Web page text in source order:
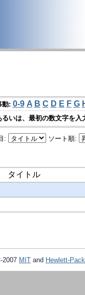
動: 0-9 A B C D E F G
るいは、最初の数文字を入
: ソート順:
タイトル
2007 MIT and Hewlett-